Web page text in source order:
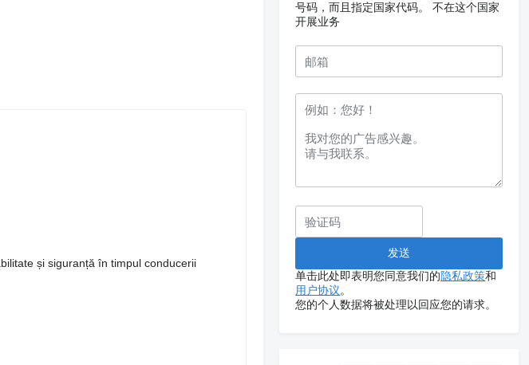
și siguranță în timpul conducerii
号码，而且指定国家代码。
不在这个国家
开展业务
单击此处即表明您同意我们的隐私政策和
用户协议。
您的个人数据将被处理以回应您的请求。